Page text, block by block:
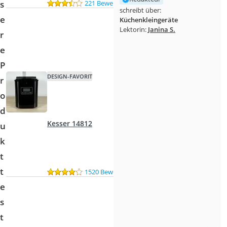
s
e
r
e
P
r
o
d
u
k
t
t
e
s
t
221 Bewertungen
DESIGN-FAVORIT
Kesser 14812
1520 Bewertungen
schreibt über:
Küchenkleingeräte
Lektorin: Janina S.